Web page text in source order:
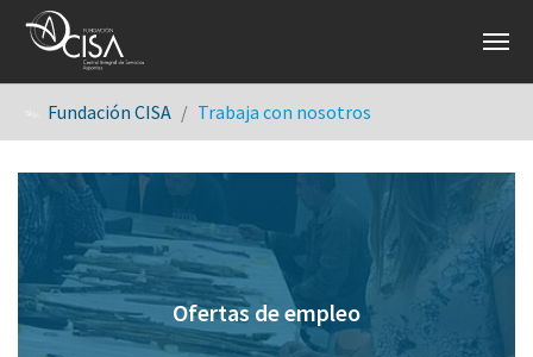
Fundación CISA Trabaja con nosotros
Ofertas de empleo